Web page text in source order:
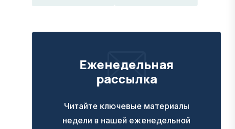
Еженедельная
рассылка
Читайте ключевые материалы
недели в нашей еженедельной